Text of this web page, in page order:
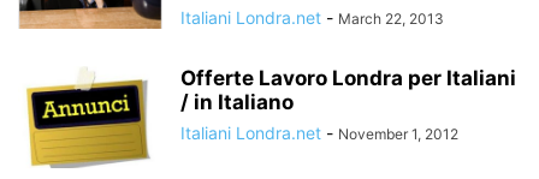
Italiani Londra.net - March 22, 2013
Offerte Lavoro Londra per Italiani
/ in Italiano
Italiani Londra.net - November 1, 2012